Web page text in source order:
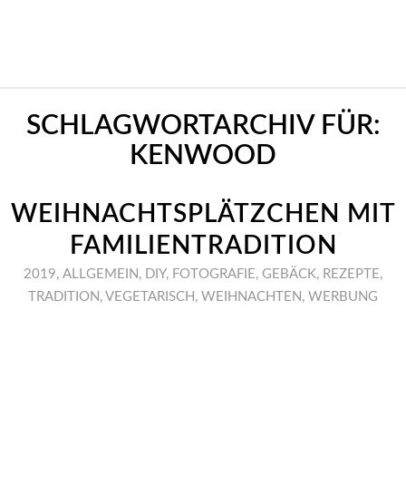
SCHLAGWORTARCHIV FÜR:
KENWOOD
WEIHNACHTSPLÄTZCHEN MIT
FAMILIENTRADITION
2019, ALLGEMEIN , DIY, FOTOGRAFIE, GEBÄCK, REZEPTE,
TRADITION , VEGETARISCH , WEIHNACHTEN , WERBUNG